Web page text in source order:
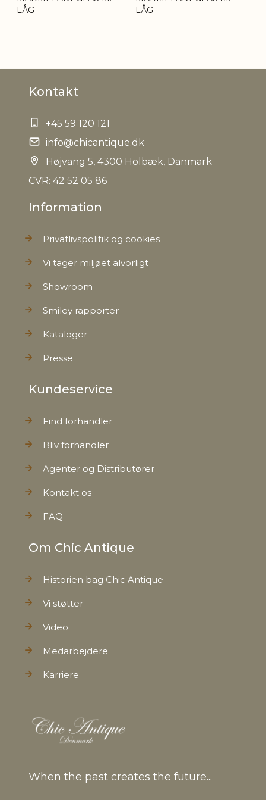
Bruttovægt
LÅG
LÅG
Kontakt
+45 59 120 121
info@chicantique.dk
Højvang 5, 4300 Holbæk, Danmark
CVR: 42 52 05 86
Information
Privatlivspolitik og cookies
Vi tager miljøet alvorligt
Showroom
Smiley rapporter
Kataloger
Presse
Kundeservice
Find forhandler
Bliv forhandler
Agenter og Distributører
Kontakt os
FAQ
Om Chic Antique
Historien bag Chic Antique
Vi støtter
Video
Medarbejdere
Karriere
When the past creates the future...